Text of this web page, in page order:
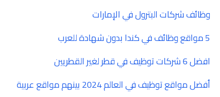
وظائف شركات البترول في الإمارات
5 مواقع وظائف في كندا بدون شهادة للعرب
افضل 6 شركات توظيف في قطر لغير القطريين
أفضل مواقع توظيف في العالم 2024 بينهم مواقع عربية